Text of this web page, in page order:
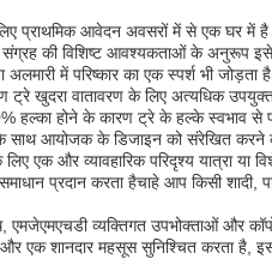
आवेदन अवसरों में से एक घर में
की विशिष्ट आवश्यकताओं के अनुरूप
में परिष्कार का एक स्पर्श भी जोड़ता
ट्रे खुदरा वातावरण के लिए अत्यधिक
होने के कारण ट्रे के हल्के स्वभाव से
के साथ आयोजक के डिजाइन को संरेखित करने
और व्यावहारिक परिदृश्य यात्रा या
प्रदान करता हैचाहे आप किसी
व्यक्तिगत उपभोक्ताओं और
और एक शानदार महसूस सुनिश्चित करता